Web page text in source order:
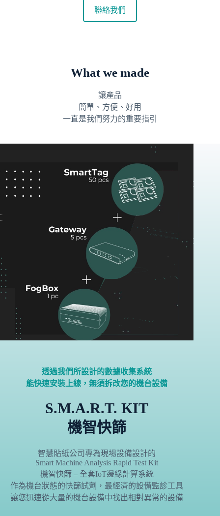
聯絡我們
What we made
讓產品
簡單、方便、好用
一直是我們努力的重要指引
透過我們所設計的數據收集系統
能快速安裝上線，無須拆改您的機台設備
S.M.A.R.T. KIT
機智快篩
智慧貼紙公司專為現場設備設計的
Smart Machine Analysis Rapid Test Kit
機智快篩 – 全套IoT邊緣計算系統
作為機台狀態的快篩試劑，最經濟的設備監診工具
讓您迅速從大量的機台設備中找出相對異常的設備